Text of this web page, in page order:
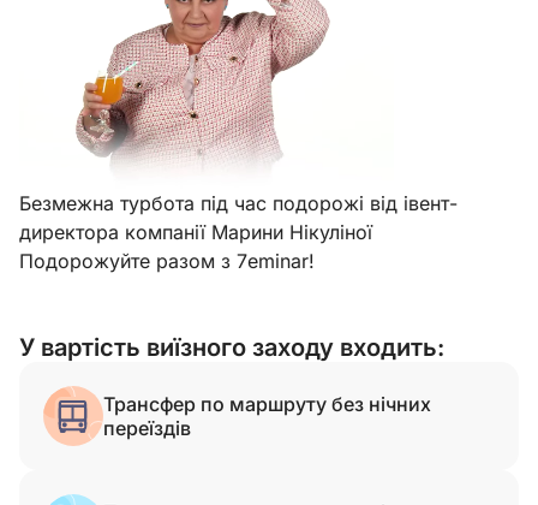
Безмежна турбота під час подорожі від івент-
директора компанії Марини Нікуліної
Подорожуйте разом з 7eminar!
У вартість виїзного заходу входить:
Трансфер по маршруту без нічних
переїздів